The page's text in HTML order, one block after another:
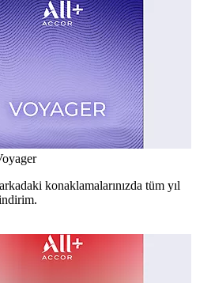
konaklamalarınızda tüm yıl